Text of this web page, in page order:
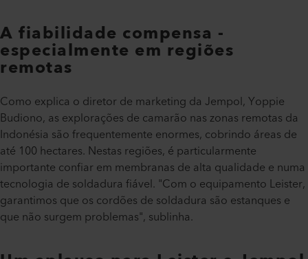
A fiabilidade compensa -
especialmente em regiões
remotas
Como explica o diretor de marketing da Jempol, Yoppie
Budiono, as explorações de camarão nas zonas remotas da
Indonésia são frequentemente enormes, cobrindo áreas de
até 100 hectares. Nestas regiões, é particularmente
importante confiar em membranas de alta qualidade e numa
tecnologia de soldadura fiável. "Com o equipamento Leister,
garantimos que os cordões de soldadura são estanques e
que não surgem problemas", sublinha.